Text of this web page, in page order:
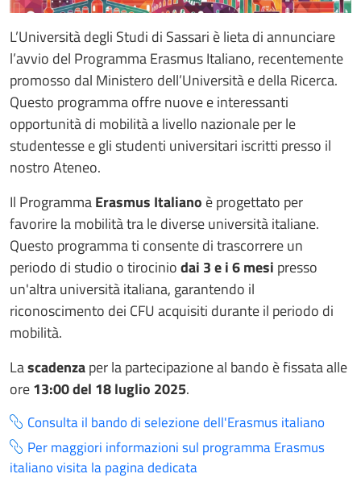
L’Università degli Studi di Sassari è lieta di annunciare
l’avvio del Programma Erasmus Italiano, recentemente
promosso dal Ministero dell’Università e della Ricerca.
Questo programma offre nuove e interessanti
opportunità di mobilità a livello nazionale per le
studentesse e gli studenti universitari iscritti presso il
nostro Ateneo.
Il ProgrammaErasmus Italiano è progettato per
favorire la mobilità tra le diverse università italiane.
Questo programma ti consente di trascorrere un
periodo di studio o tirociniodai 3 e i 6 mesi presso
un'altra università italiana, garantendo il
riconoscimento dei CFU acquisiti durante il periodo di
mobilità.
Lascadenzaper la partecipazione al bando è fissata alle
ore13:00 del 18 luglio 2025.
Consulta il bando di selezione dell'Erasmus italiano
Per maggiori informazioni sul programma Erasmus
italiano visita la pagina dedicata